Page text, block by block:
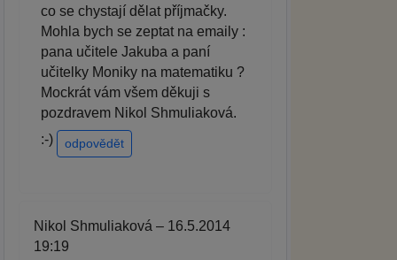
co se chystají dělat příjmačky.
Mohla bych se zeptat na emaily :
pana učitele Jakuba a paní
učitelky Moniky na matematiku ?
Mockrát vám všem děkuji s
pozdravem Nikol Shmuliaková.
:-)
odpovědět
Nikol Shmuliaková – 16.5.2014
19:19